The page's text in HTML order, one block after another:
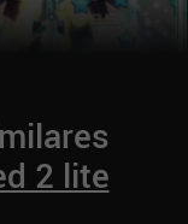
2 lite